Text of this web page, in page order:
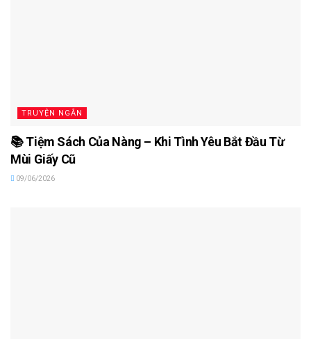
TRUYỆN NGẮN
📚 Tiệm Sách Của Nàng – Khi Tình Yêu Bắt Đầu Từ
Mùi Giấy Cũ
09/06/2026